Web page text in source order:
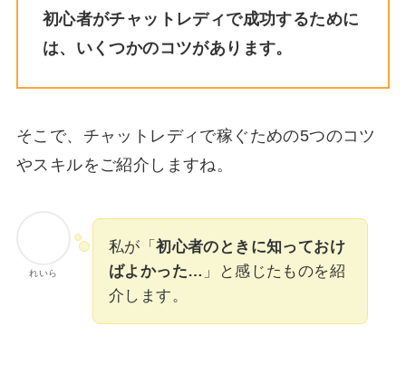
初心者がチャットレディで成功するために
は、いくつかのコツがあります。
そこで、チャットレディで稼ぐための5つのコツ
やスキルをご紹介しますね。
れいら
私が「初心者のときに知っておけ
ばよかった… 」と感じたものを紹
介します。